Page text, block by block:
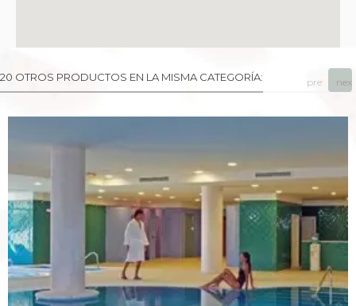
20 OTROS PRODUCTOS EN LA MISMA CATEGORÍA: prev next